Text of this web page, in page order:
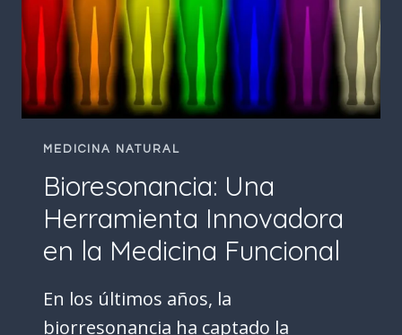
ERA
DIGITAL
MEDICINA NATURAL
Bioresonancia: Una
Herramienta Innovadora
en la Medicina Funcional
En los últimos años, la
biorresonancia ha captado la